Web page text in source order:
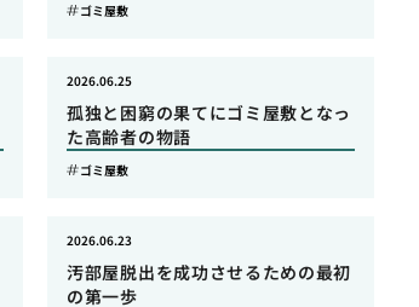
ゴミ屋敷
孤独と困窮の果てにゴミ屋敷となっ
た高齢者の物語
2026.06.25
ゴミ屋敷
汚部屋脱出を成功させるための最初
の第一歩
2026.06.23